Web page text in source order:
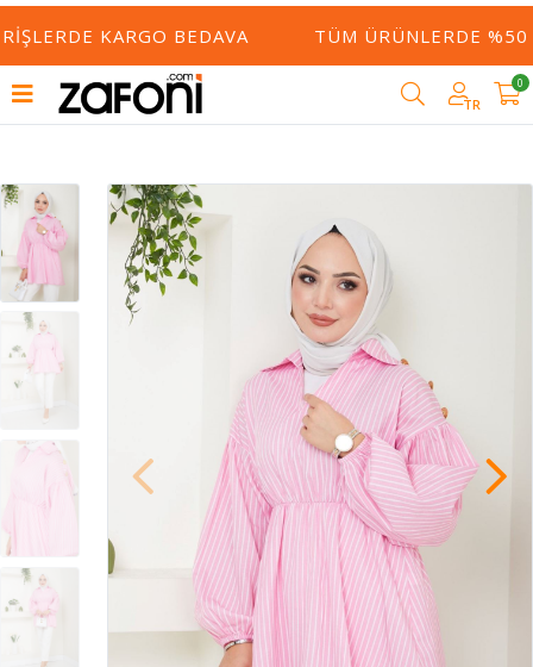
KARGO BEDAVA TÜM ÜRÜNLERDE %50
TR
0